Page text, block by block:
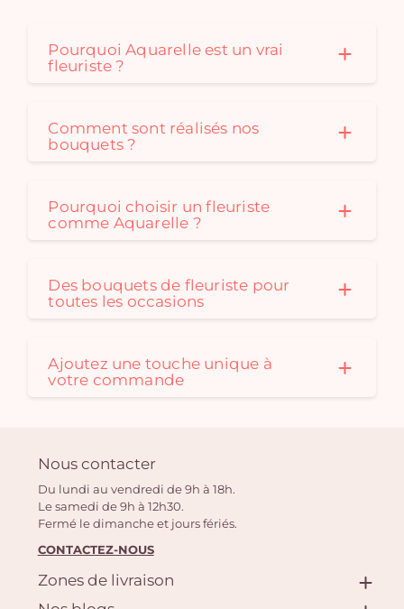
Pourquoi Aquarelle est un vrai
fleuriste ?
Comment sont réalisés nos
bouquets ?
Pourquoi choisir un fleuriste
comme Aquarelle ?
Des bouquets de fleuriste pour
toutes les occasions
Ajoutez une touche unique à
votre commande
Nous contacter
Du lundi au vendredi de 9h à 18h.
Le samedi de 9h à 12h30.
Fermé le dimanche et jours fériés.
CONTACTEZ-NOUS
Zones de livraison